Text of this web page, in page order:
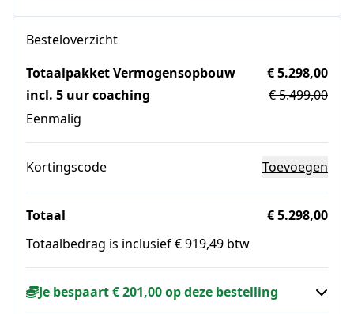
Besteloverzicht
Totaalpakket Vermogensopbouw
incl. 5 uur coaching
Eenmalig
€ 5.298,00
€ 5.499,00
Kortingscode Toevoegen
Totaal
€ 5.298,00
Totaalbedrag is inclusief € 919,49 btw
Je bespaart € 201,00 op deze bestelling